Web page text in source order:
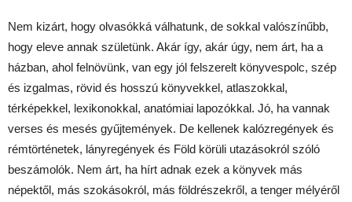
Nem kizárt, hogy olvasókká válhatunk, de sokkal valószínűbb,
hogy eleve annak születünk. Akár így, akár úgy, nem árt, ha a
házban, ahol felnövünk, van egy jól felszerelt könyvespolc, szép
és izgalmas, rövid és hosszú könyvekkel, atlaszokkal,
térképekkel, lexikonokkal, anatómiai lapozókkal. Jó, ha vannak
verses és mesés gyűjtemények. De kellenek kalózregények és
rémtörténetek, lányregények és Föld körüli utazásokról szóló
beszámolók. Nem árt, ha hírt adnak ezek a könyvek más
népektől, más szokásokról, más földrészekről, a tenger mélyéről